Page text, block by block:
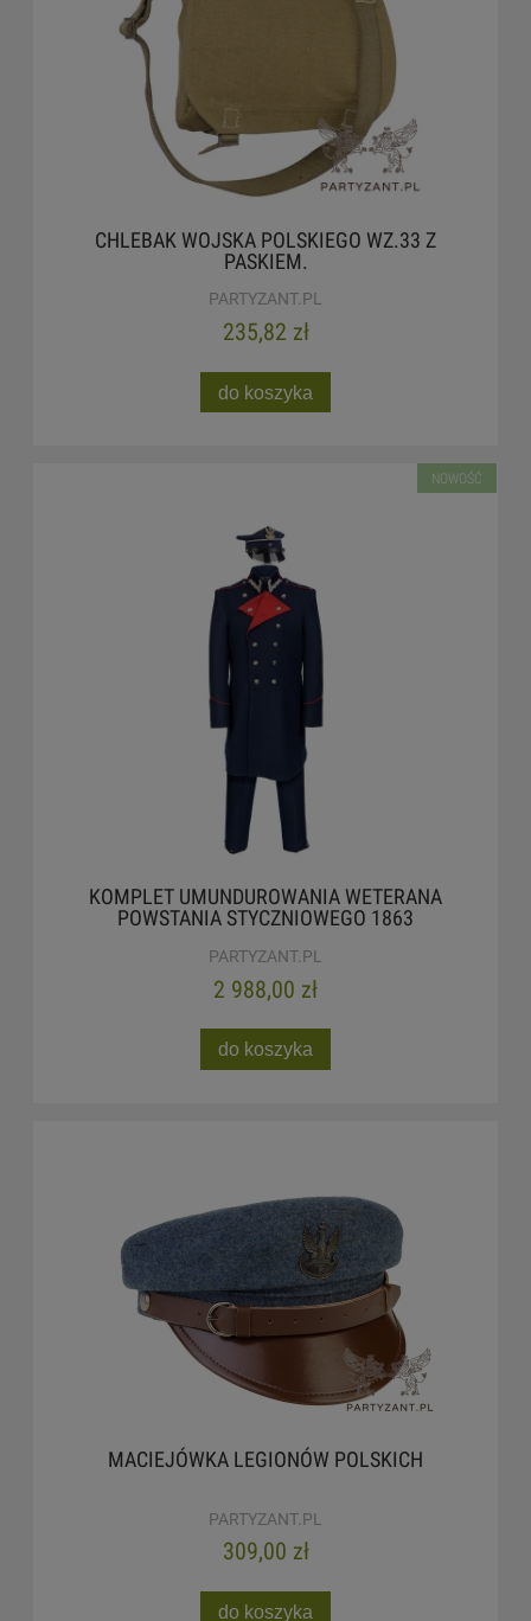
CHLEBAK WOJSKA POLSKIEGO WZ.33 Z
PASKIEM.
PARTYZANT.PL
235,82 zł
do koszyka
KOMPLET UMUNDUROWANIA WETERANA
POWSTANIA STYCZNIOWEGO 1863
PARTYZANT.PL
2 988,00 zł
do koszyka
NOWOŚĆ
MACIEJÓWKA LEGIONÓW POLSKICH
PARTYZANT.PL
309,00 zł
do koszyka